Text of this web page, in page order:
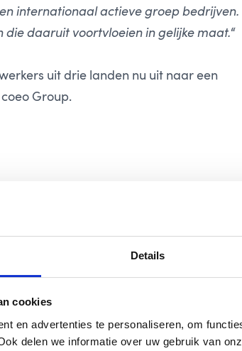
Details
cookies
en advertenties te personaliseren, om
delen we informatie over uw gebruik van
internationaal actieve groep bedrijven.
die daaruit voortvloeien in gelijke maat.“
uit drie landen nu uit naar een
Group.
a fresh design
growth path: this is how thecoeo
of which coeo NL has been part of
websitein January.